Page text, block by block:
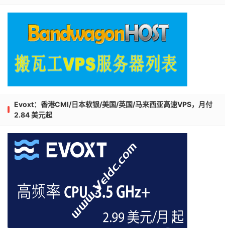
Evoxt：香港CMI/日本软银/美国/英国/马来西亚高速VPS，月付
2.84 美元起